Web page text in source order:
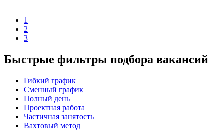
1
2
3
Быстрые фильтры подбора вакансий
Гибкий график
Сменный график
Полный день
Проектная работа
Частичная занятость
Вахтовый метод